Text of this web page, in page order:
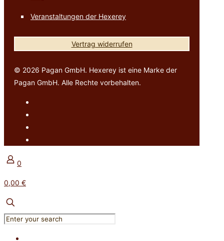
Veranstaltungen der Hexerey
Vertrag widerrufen
© 2026 Pagan GmbH. Hexerey ist eine Marke der
Pagan GmbH. Alle Rechte vorbehalten.
0
0,00 €